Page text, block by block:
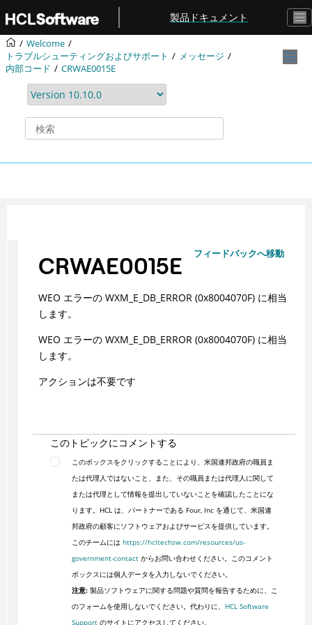
メインコンテンツにジャンプ
製品ドキュメント
Welcome
トラブルシューティングおよびサポート
メッセージ
内部コード
CRWAE0015E
フィードバックへ移動
CRWAE0015E
WEO エラーの WXM_E_DB_ERROR (0x8004070F) に相当
します。
WEO エラーの WXM_E_DB_ERROR (0x8004070F) に相当
します。
アクションは不要です
このトピックにコメントする
このボックスをクリックすることにより、米国連邦政府の職員ま
たは代理人ではないこと、また、その職員または代理人に関して
または代理として情報を提出していないことを確認したことにな
ります。HCL は、パートナーである Four, Inc を通じて、米国連
邦政府の顧客にソフトウェアおよびサービスを提供しています。
このチームには https://hcltechsw.com/resources/us-
government-contactからお問い合わせください。このコメント
ボックスには個人データを入力しないでください。
注意:製品ソフトウェアに関する問題や質問を報告するために、こ
のフォームを使用しないでください。代わりに、 HCL Software
Supportのサイトにアクセスしてください。